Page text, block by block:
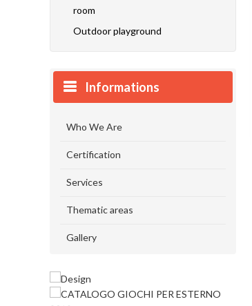
room
Outdoor playground
Informations
Who We Are
Certification
Services
Thematic areas
Gallery